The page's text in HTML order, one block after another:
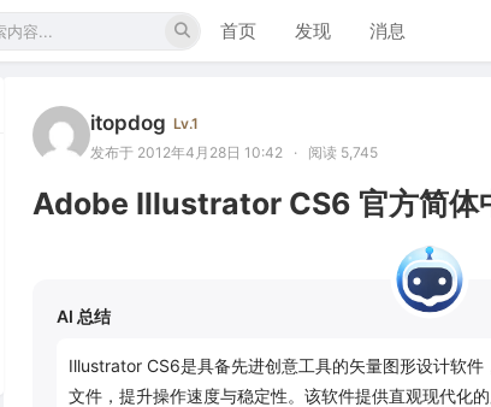
首页 发现 消息
itopdog Lv.1
发布于 2012年4月28日 10:42
· 阅读 5,745
Adobe Illustrator CS6 官方简体
AI 总结
Illustrator CS6是具备先进创意工具的矢量图形设计软
文件，提升操作速度与稳定性。该软件提供直观现代化